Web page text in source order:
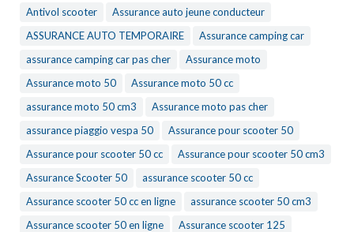
Antivol scooter
Assurance auto jeune conducteur
ASSURANCE AUTO TEMPORAIRE
Assurance camping car
assurance camping car pas cher
Assurance moto
Assurance moto 50
Assurance moto 50 cc
assurance moto 50 cm3
Assurance moto pas cher
assurance piaggio vespa 50
Assurance pour scooter 50
Assurance pour scooter 50 cc
Assurance pour scooter 50 cm3
Assurance Scooter 50
assurance scooter 50 cc
Assurance scooter 50 cc en ligne
assurance scooter 50 cm3
Assurance scooter 50 en ligne
Assurance scooter 125